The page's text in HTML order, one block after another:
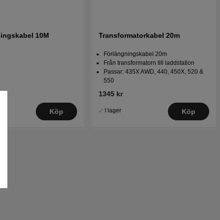
10M
Köp
Transformatorkabel 20m
Förlängningskabel 20m
Från transformatorn till laddstation
Passar: 435X AWD, 440, 450X, 520 &
550
1345 kr
I lager Köp